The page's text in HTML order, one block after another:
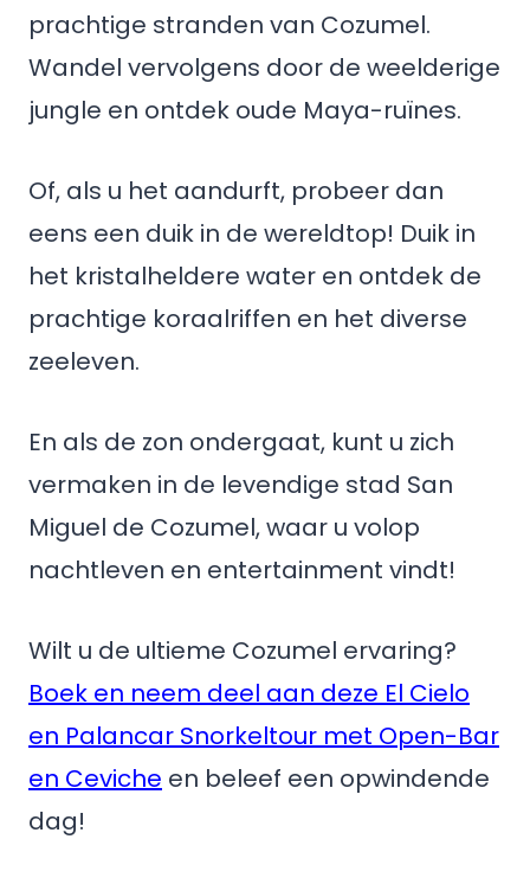
prachtige stranden van Cozumel.
Wandel vervolgens door de weelderige
jungle en ontdek oude Maya-ruïnes.
Of, als u het aandurft, probeer dan
eens een duik in de wereldtop! Duik in
het kristalheldere water en ontdek de
prachtige koraalriffen en het diverse
zeeleven.
En als de zon ondergaat, kunt u zich
vermaken in de levendige stad San
Miguel de Cozumel, waar u volop
nachtleven en entertainment vindt!
Wilt u de ultieme Cozumel ervaring?
Boek en neem deel aan deze El Cielo
en Palancar Snorkeltour met Open-Bar
en Ceviche en beleef een opwindende
dag!